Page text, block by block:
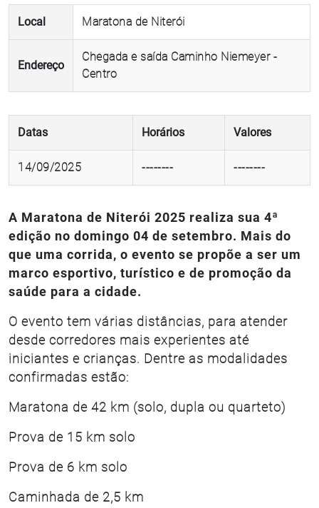
Local Maratona de Niterói
Endereço
Chegada e saída Caminho Niemeyer -
Centro
Datas Horários Valores
14/09/2025 -------- --------
A Maratona de Niterói 2025 realiza sua 4ª
edição no domingo 04 de setembro. Mais do
que uma corrida, o evento se propõe a ser um
marco esportivo, turístico e de promoção da
saúde para a cidade.
O evento tem várias distâncias, para atender
desde corredores mais experientes até
iniciantes e crianças. Dentre as modalidades
confirmadas estão:
Maratona de 42 km (solo, dupla ou quarteto)
Prova de 15 km solo
Prova de 6 km solo
Caminhada de 2,5 km